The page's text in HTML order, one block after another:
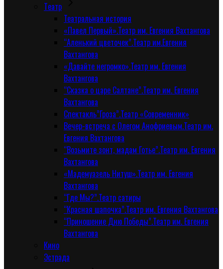
Tеатр
Театральная история
«Павел Первый».Театр им. Евгения Вахтангова
“Аленький цветочек”.Театр им.Евгения
Вахтангова
«Давайте негромко».Театр им. Евгения
Вахтангова
“Сказка о царе Салтане”.Театр им. Евгения
Вахтангова
Спектакль”Гроза”.Театр «Современник»
Вечер-встреча с Олегом Анофриевым.Театр им.
Евгения Вахтангова
“Возьмите зонт, мадам Готье”.Театр им. Евгения
Вахтангова
«Мадемуазель Нитуш».Театр им. Евгения
Вахтангова
“Где Мы?”.Театр сатиры
“Красная шапочка”.Театр им. Евгения Вахтангова
“Приношение Дню Победы”.Театр им. Евгения
Вахтангова
Кино
Эстрада